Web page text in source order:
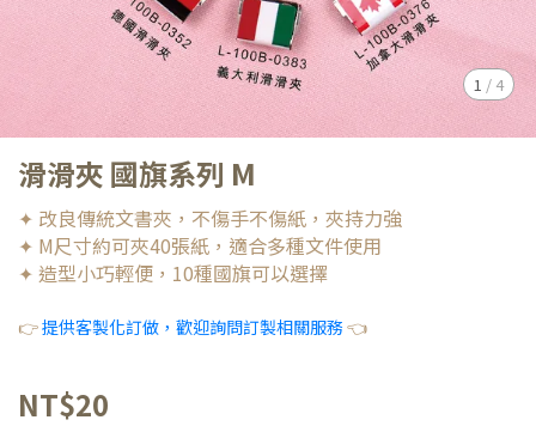
1 / 4
滑滑夾 國旗系列 M
✦ 改良傳統文書夾，不傷手不傷紙，夾持力強
✦ M尺寸約可夾40張紙，適合多種文件使用
✦ 造型小巧輕便，10種國旗可以選擇
👉提供客製化訂做，歡迎詢問訂製相關服務 👈
NT$20